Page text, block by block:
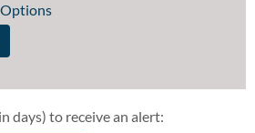
days) to receive an alert: